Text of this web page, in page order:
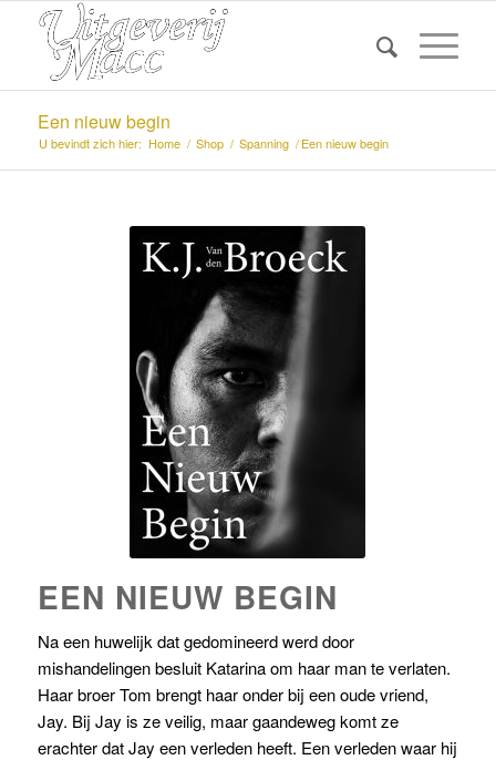
Een nieuw begin
U bevindt zich hier: Home / Shop / Spanning / Een nieuw begin
EEN NIEUW BEGIN
Na een huwelijk dat gedomineerd werd door
mishandelingen besluit Katarina om haar man te verlaten.
Haar broer Tom brengt haar onder bij een oude vriend,
Jay. Bij Jay is ze veilig, maar gaandeweg komt ze
erachter dat Jay een verleden heeft. Een verleden waar hij